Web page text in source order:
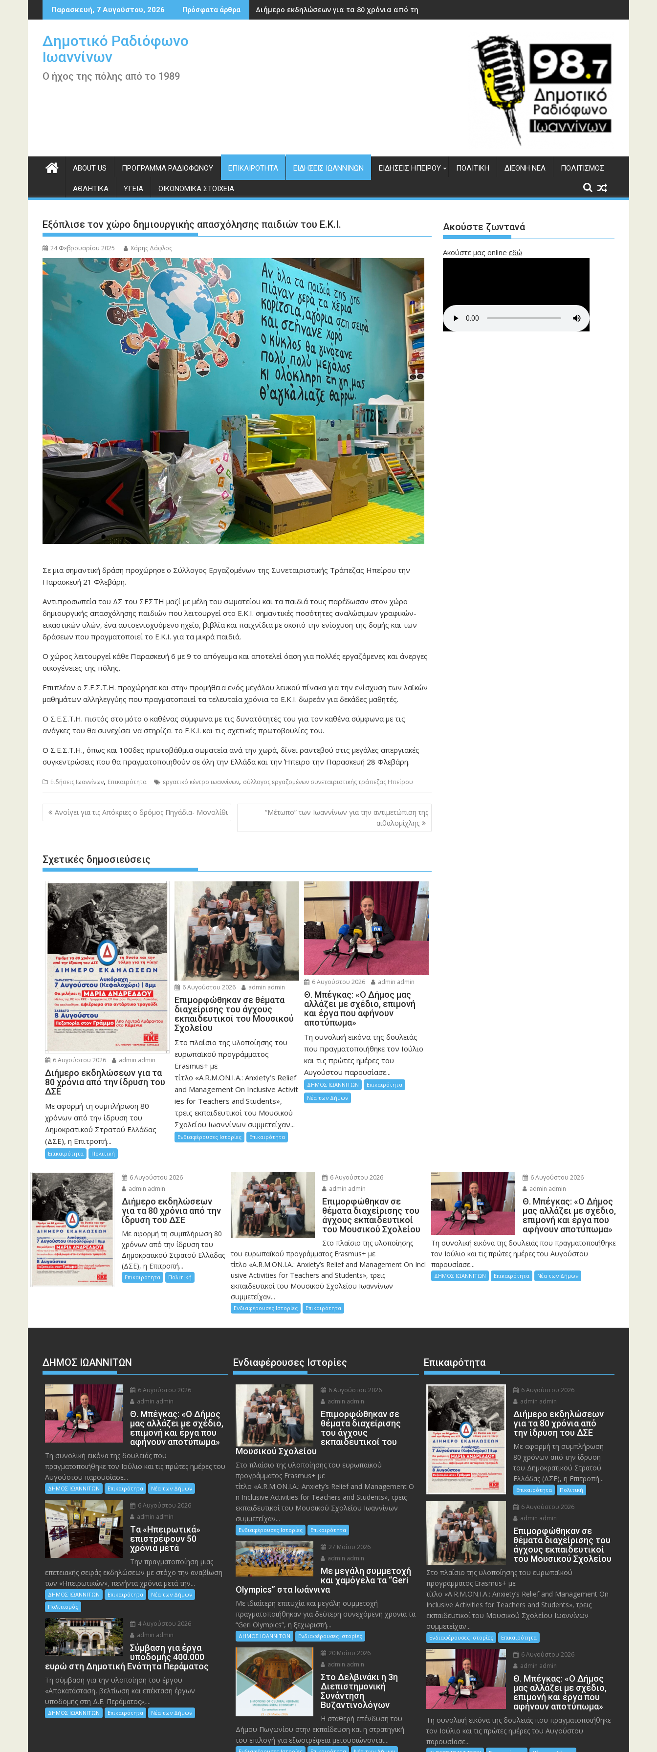
Περάστε
στο
Παρασκευή, 7 Αυγούστου, 2026 Πρόσφατα άρθρα Διήμερο εκδηλώσεων για τα 80 χρόνια από την ίδρυση του ΔΣΕ
Δημοτικό Ραδιόφωνο
Ιωαννίνων
Ο ήχος της πόλης από το 1989
ABOUT US ΠΡΌΓΡΑΜΜΑ ΡΑΔΙΟΦΏΝΟΥ ΕΠΙΚΑΙΡΌΤΗΤΑ ΕΙΔΉΣΕΙΣ ΙΩΑΝΝΊΝΩΝ ΕΙΔΉΣΕΙΣ ΗΠΕΊΡΟΥ ΠΟΛΙΤΙΚΉ ΔΙΕΘΝΉ ΝΈΑ ΠΟΛΙΤΙΣΜΌΣ
ΑΘΛΗΤΙΚΆ ΥΓΕΊΑ ΟΙΚΟΝΟΜΙΚΆ ΣΤΟΙΧΕΊΑ
Εξόπλισε τον χώρο δημιουργικής απασχόλησης παιδιών του Ε.Κ.Ι.
24 Φεβρουαρίου 2025 Χάρης Δάφλος
Σε μια σημαντική δράση προχώρησε ο Σύλλογος Εργαζομένων της Συνεταιριστικής Τράπεζας Ηπείρου την
Παρασκευή 21 Φλεβάρη.
Αντιπροσωπεία του ΔΣ του ΣΕΣΤΗ μαζί με μέλη του σωματείου και τα παιδιά τους παρέδωσαν στον χώρο
δημιουργικής απασχόλησης παιδιών που λειτουργεί στο Ε.Κ.Ι. σημαντικές ποσότητες αναλώσιμων γραφικών-
εικαστικών υλών, ένα αυτοενισχυόμενο ηχείο, βιβλία και παιχνίδια με σκοπό την ενίσχυση της δομής και των
δράσεων που πραγματοποιεί το Ε.Κ.Ι. για τα μικρά παιδιά.
Ο χώρος λειτουργεί κάθε Παρασκευή 6 με 9 το απόγευμα και αποτελεί όαση για πολλές εργαζόμενες και άνεργες
οικογένειες της πόλης.
Επιπλέον ο Σ.Ε.Σ.Τ.Η. προχώρησε και στην προμήθεια ενός μεγάλου λευκού πίνακα για την ενίσχυση των λαϊκών
μαθημάτων αλληλεγγύης που πραγματοποιεί τα τελευταία χρόνια το Ε.Κ.Ι. δωρεάν για δεκάδες μαθητές.
Ο Σ.Ε.Σ.Τ.Η. πιστός στο μότο ο καθένας σύμφωνα με τις δυνατότητές του για τον καθένα σύμφωνα με τις
ανάγκες του θα συνεχίσει να στηρίζει το Ε.Κ.Ι. και τις σχετικές πρωτοβουλίες του.
Ο Σ.Ε.Σ.Τ.Η., όπως και 100δες πρωτοβάθμια σωματεία ανά την χωρά, δίνει ραντεβού στις μεγάλες απεργιακές
συγκεντρώσεις που θα πραγματοποιηθούν σε όλη την Ελλάδα και την Ήπειρο την Παρασκευή 28 Φλεβάρη.
Ειδήσεις Ιωαννίνων, Επικαιρότητα εργατικό κέντρο ιωαννίνων, σύλλογος εργαζομένων συνεταιριστικής τράπεζας Ηπείρου
Πλοήγηση
άρθρων
Ανοίγει για τις Απόκριες ο δρόμος Πηγάδια- Μονολίθι
“Μέτωπο” των Ιωαννίνων για την αντιμετώπιση της
αιθαλομίχλης
Σχετικές δημοσιεύσεις
6 Αυγούστου 2026 admin admin
Διήμερο εκδηλώσεων για τα
80 χρόνια από την ίδρυση του
ΔΣΕ
Με αφορμή τη συμπλήρωση 80
χρόνων από την ίδρυση του
Δημοκρατικού Στρατού Ελλάδας
(ΔΣΕ), η Επιτροπή...
Επικαιρότητα Πολιτική
6 Αυγούστου 2026 admin admin
Eπιμορφώθηκαν σε θέματα
διαχείρισης του άγχους
εκπαιδευτικοί του Μουσικού
Σχολείου
Στο πλαίσιο της υλοποίησης του
ευρωπαϊκού προγράμματος
Erasmus+ με
τίτλο «A.R.M.ON.I.A.: Anxiety’s Relief
and Management On Inclusive Activit
ies for Teachers and Students»,
τρεις εκπαιδευτικοί του Μουσικού
Σχολείου Ιωαννίνων συμμετείχαν...
Ενδιαφέρουσες Ιστορίες Επικαιρότητα
6 Αυγούστου 2026 admin admin
Θ. Μπέγκας: «Ο Δήμος μας
αλλάζει με σχέδιο, επιμονή
και έργα που αφήνουν
αποτύπωμα»
Τη συνολική εικόνα της δουλειάς
που πραγματοποιήθηκε τον Ιούλιο
και τις πρώτες ημέρες του
Αυγούστου παρουσίασε...
ΔΗΜΟΣ ΙΩΑΝΝΙΤΩΝ
Επικαιρότητα
Νέα των Δήμων
Ακούστε ζωντανά
Ακούστε μας online εδώ
6 Αυγούστου 2026
admin admin
Διήμερο εκδηλώσεων
για τα 80 χρόνια από την
ίδρυση του ΔΣΕ
Με αφορμή τη συμπλήρωση 80
χρόνων από την ίδρυση του
Δημοκρατικού Στρατού Ελλάδας
(ΔΣΕ), η Επιτροπή...
Επικαιρότητα Πολιτική
6 Αυγούστου 2026
admin admin
Eπιμορφώθηκαν σε
θέματα διαχείρισης του
άγχους εκπαιδευτικοί
του Μουσικού Σχολείου
Στο πλαίσιο της υλοποίησης
του ευρωπαϊκού προγράμματος Erasmus+ με
τίτλο «A.R.M.ON.I.A.: Anxiety’s Relief and Management On Incl
usive Activities for Teachers and Students», τρεις
εκπαιδευτικοί του Μουσικού Σχολείου Ιωαννίνων
συμμετείχαν...
Ενδιαφέρουσες Ιστορίες Επικαιρότητα
6 Αυγούστου 2026
admin admin
Θ. Μπέγκας: «Ο Δήμος
μας αλλάζει με σχέδιο,
επιμονή και έργα που
αφήνουν αποτύπωμα»
Τη συνολική εικόνα της δουλειάς που πραγματοποιήθηκε
τον Ιούλιο και τις πρώτες ημέρες του Αυγούστου
παρουσίασε...
ΔΗΜΟΣ ΙΩΑΝΝΙΤΩΝ Επικαιρότητα Νέα των Δήμων
ΔΗΜΟΣ ΙΩΑΝΝΙΤΩΝ
6 Αυγούστου 2026
admin admin
Θ. Μπέγκας: «Ο Δήμος
μας αλλάζει με σχέδιο,
επιμονή και έργα που
αφήνουν αποτύπωμα»
Τη συνολική εικόνα της δουλειάς που
πραγματοποιήθηκε τον Ιούλιο και τις πρώτες ημέρες του
Αυγούστου παρουσίασε...
ΔΗΜΟΣ ΙΩΑΝΝΙΤΩΝ Επικαιρότητα Νέα των Δήμων
6 Αυγούστου 2026
admin admin
Tα «Ηπειρωτικά»
επιστρέφουν 50
χρόνια μετά
Την πραγματοποίηση μιας
επετειακής σειράς εκδηλώσεων με στόχο την αναβίωση
των «Ηπειρωτικών», πενήντα χρόνια μετά την...
ΔΗΜΟΣ ΙΩΑΝΝΙΤΩΝ Επικαιρότητα
Νέα των Δήμων
Πολιτισμός
4 Αυγούστου 2026
admin admin
Σύμβαση για έργα
υποδομής 400.000
ευρώ στη Δημοτική Ενότητα Περάματος
Τη σύμβαση για την υλοποίηση του έργου
«Αποκατάσταση, βελτίωση και επέκταση έργων
υποδομής στη Δ.Ε. Περάματος»,...
ΔΗΜΟΣ ΙΩΑΝΝΙΤΩΝ Επικαιρότητα Νέα των Δήμων
Ενδιαφέρουσες Ιστορίες
6 Αυγούστου 2026
admin admin
Eπιμορφώθηκαν σε
θέματα διαχείρισης
του άγχους
εκπαιδευτικοί του
Μουσικού Σχολείου
Στο πλαίσιο της υλοποίησης του ευρωπαϊκού
προγράμματος Erasmus+ με
τίτλο «A.R.M.ON.I.A.: Anxiety’s Relief and Management O
n Inclusive Activities for Teachers and Students», τρεις
εκπαιδευτικοί του Μουσικού Σχολείου Ιωαννίνων
συμμετείχαν...
Ενδιαφέρουσες Ιστορίες Επικαιρότητα
27 Μαΐου 2026
admin admin
Με μεγάλη συμμετοχή
και χαμόγελα τα “Geri
Olympics” στα Ιωάννινα
Με ιδιαίτερη επιτυχία και μεγάλη συμμετοχή
πραγματοποιήθηκαν για δεύτερη συνεχόμενη χρονιά τα
“Geri Olympics”, η ξεχωριστή...
ΔΗΜΟΣ ΙΩΑΝΝΙΤΩΝ Ενδιαφέρουσες Ιστορίες
20 Μαΐου 2026
admin admin
Στο Δελβινάκι η 3η
Διεπιστημονική
Συνάντηση
Βυζαντινολόγων
Η σταθερή επένδυση του
Δήμου Πωγωνίου στην εκπαίδευση και η στρατηγική
του επιλογή για εξωστρέφεια μετουσιώνονται...
Επικαιρότητα
6 Αυγούστου 2026
admin admin
Διήμερο εκδηλώσεων
για τα 80 χρόνια από
την ίδρυση του ΔΣΕ
Με αφορμή τη συμπλήρωση
80 χρόνων από την ίδρυση
του Δημοκρατικού Στρατού
Ελλάδας (ΔΣΕ), η Επιτροπή...
Επικαιρότητα Πολιτική
6 Αυγούστου 2026
admin admin
Eπιμορφώθηκαν σε
θέματα διαχείρισης του
άγχους εκπαιδευτικοί
του Μουσικού Σχολείου
Στο πλαίσιο της υλοποίησης του ευρωπαϊκού
προγράμματος Erasmus+ με
τίτλο «A.R.M.ON.I.A.: Anxiety’s Relief and Management On
Inclusive Activities for Teachers and Students», τρεις
εκπαιδευτικοί του Μουσικού Σχολείου Ιωαννίνων
συμμετείχαν...
Ενδιαφέρουσες Ιστορίες Επικαιρότητα
6 Αυγούστου 2026
admin admin
Θ. Μπέγκας: «Ο Δήμος
μας αλλάζει με σχέδιο,
επιμονή και έργα που
αφήνουν αποτύπωμα»
Τη συνολική εικόνα της δουλειάς που πραγματοποιήθηκε
τον Ιούλιο και τις πρώτες ημέρες του Αυγούστου
παρουσίασε...